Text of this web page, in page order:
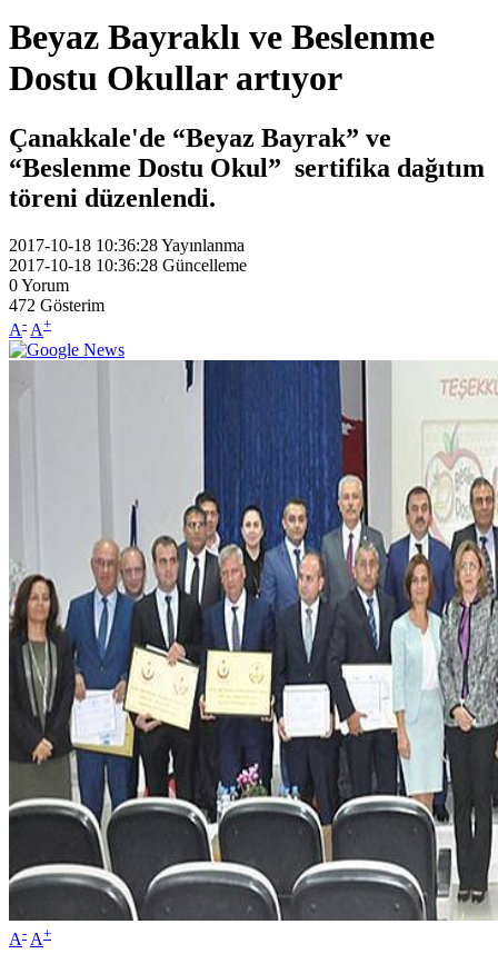
Beyaz Bayraklı ve Beslenme
Dostu Okullar artıyor
Çanakkale'de “Beyaz Bayrak” ve
“Beslenme Dostu Okul” sertifika dağıtım
töreni düzenlendi.
2017-10-18 10:36:28Yayınlanma
2017-10-18 10:36:28 Güncelleme
0Yorum
472 Gösterim
A- A+
A- A+